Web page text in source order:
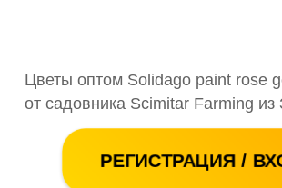
Цветы оптом Solidago paint rose
от садовника Scimitar Farming из
РЕГИСТРАЦИЯ /